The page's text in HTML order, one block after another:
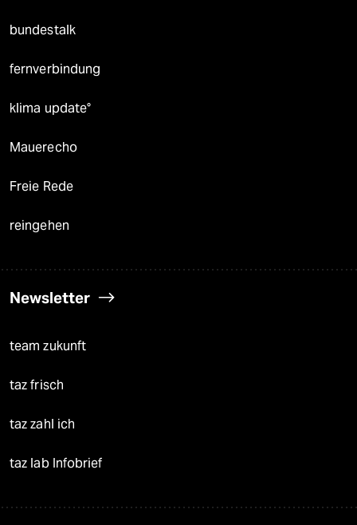
bundestalk
fernverbindung
klima update°
Mauerecho
Freie Rede
reingehen
Newsletter
team zukunft
taz frisch
taz zahl ich
taz lab Infobrief